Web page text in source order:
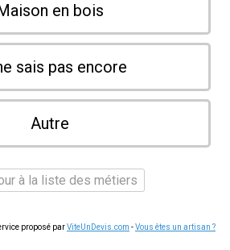
en bois
sais pas encore
Autre
à la liste des métiers
proposé parViteUnDevis.com -Vous êtes un artisan ?